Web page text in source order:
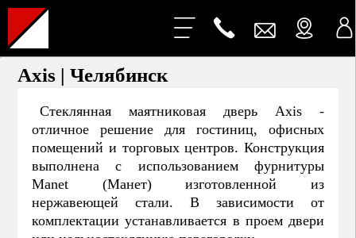
Axis | Челябинск
Стеклянная маятниковая дверь Axis -
отличное решение для гостиниц, офисных
помещений и торговых центров. Конструкция
выполнена с использованием фурнитуры
Manet (Манет) изготовленной из
нержавеющей стали. В зависимости от
комплектации устанавливается в проем двери